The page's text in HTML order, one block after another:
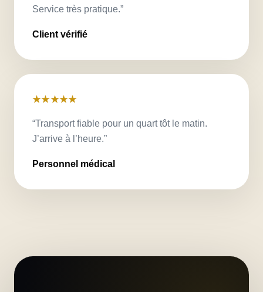
Service très pratique.”
Client vérifié
★★★★★
“Transport fiable pour un quart tôt le matin.
J’arrive à l’heure.”
Personnel médical